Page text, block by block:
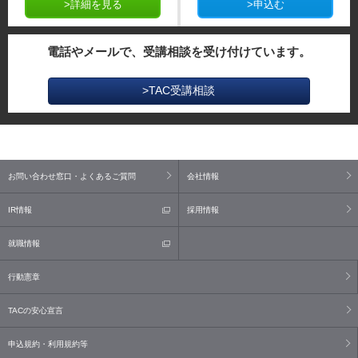
>詳細を見る >申込む
電話やメールで、受講相談を受け付けています。
>TAC受講相談
お問い合わせ窓口・よくあるご質問 会社情報
IR情報 採用情報
就職情報
行動憲章
TACの安心宣言
申込規約・利用規約等